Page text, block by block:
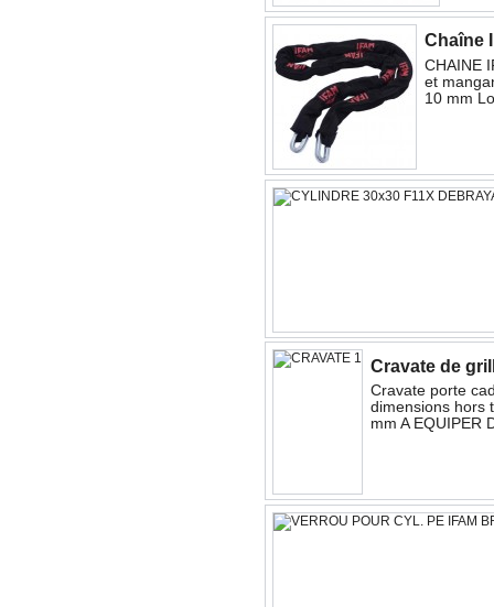
Chaîne
CHAINE
et
10 mm
Cravate de
Cravate porte
dimensions hors
mm A EQUIPER